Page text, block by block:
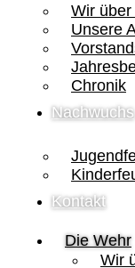
Wir über
Unsere
Chronik
Nachwuchs
Kontakt
Die Wehr
Wir